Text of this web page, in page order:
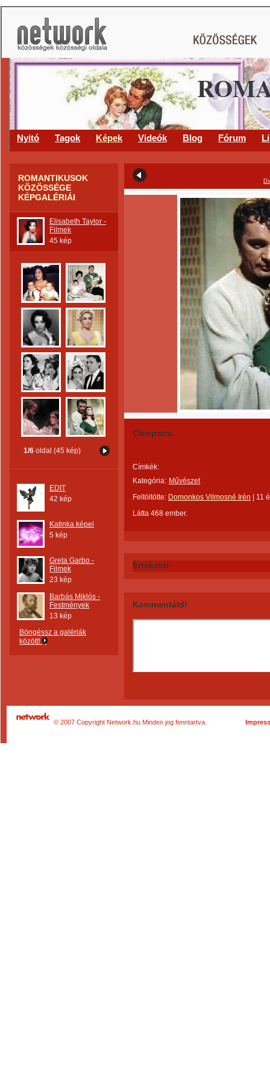
Nyitó Tagok Képek Videók Blog Fórum
ROMANTIKUSOK
KÖZÖSSÉGE
KÉPGALÉRIÁI
Elisabeth Taylor -
Filmek
45 kép
1/6 oldal (45 kép)
EDIT
42 kép
Katinka képei
5 kép
Greta Garbo -
Filmek
23 kép
Barbás Miklós -
Festmények
13 kép
Böngéssz a galériák
között!
Cleopatra
Címkék:
Kategória: Művészet
Feltöltötte: Domonkos Vilmosné Irén
11
Látta 468 ember.
Értékeld!
Kommentáld!
© 2007 Copyright Network.hu Minden jog fenntartva.